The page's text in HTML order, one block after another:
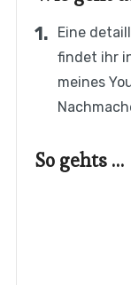
Eine
findet ihr
meines
So gehts …